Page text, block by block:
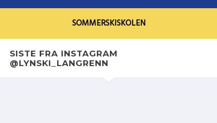
SOMMERSKISKOLEN
SISTE FRA INSTAGRAM
@LYNSKI_LANGRENN